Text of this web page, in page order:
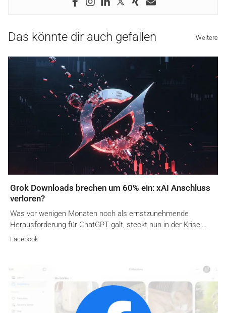
Das könnte dir auch gefallen Weitere
Grok Downloads brechen um 60% ein: xAI Anschluss
verloren?
Was vor wenigen Monaten noch als ernstzunehmende
Herausforderung für ChatGPT galt, steckt nun in der Krise:…
Facebook